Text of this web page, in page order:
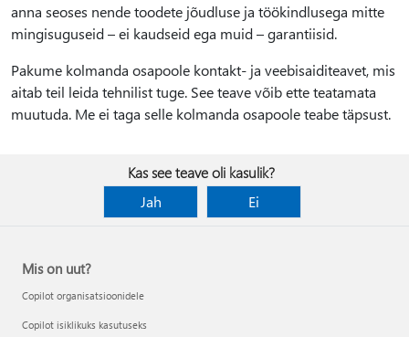
anna seoses nende toodete jõudluse ja töökindlusega mitte
mingisuguseid – ei kaudseid ega muid – garantiisid.
Pakume kolmanda osapoole kontakt- ja veebisaiditeavet, mis
aitab teil leida tehnilist tuge. See teave võib ette teatamata
muutuda. Me ei taga selle kolmanda osapoole teabe täpsust.
Kas see teave oli kasulik?
Jah
Ei
Mis on uut?
Copilot organisatsioonidele
Copilot isiklikuks kasutuseks